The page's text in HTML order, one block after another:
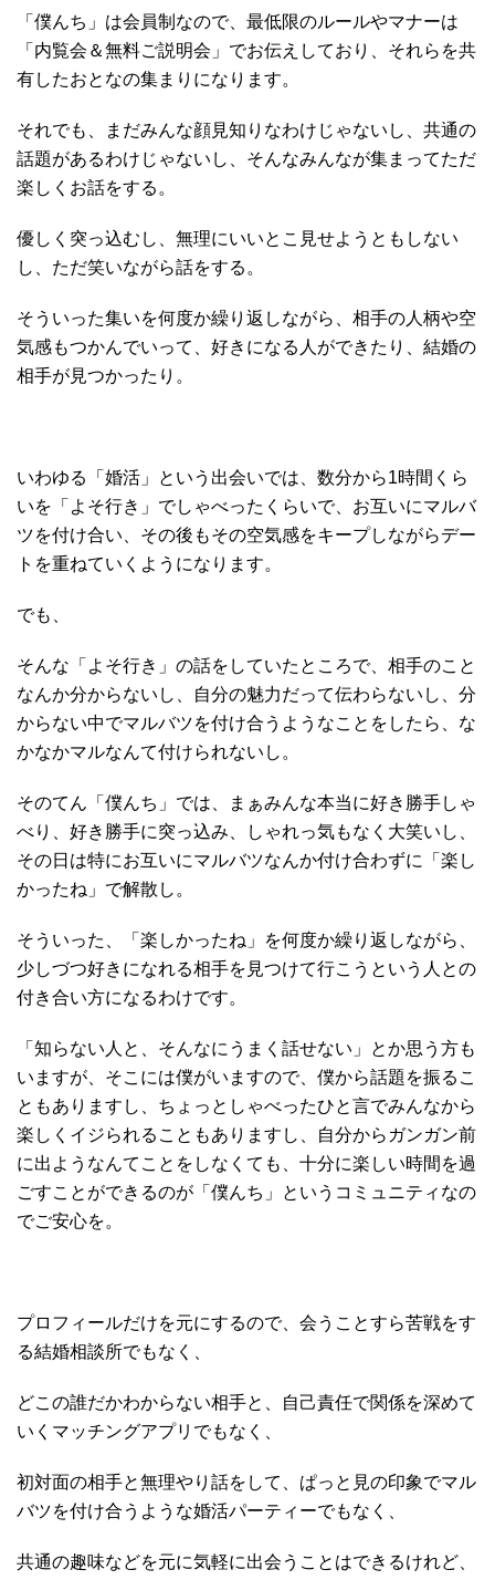
「僕んち」は会員制なので、最低限のルールやマナーは
「内覧会＆無料ご説明会」でお伝えしており、それらを共
有したおとなの集まりになります。
それでも、まだみんな顔見知りなわけじゃないし、共通の
話題があるわけじゃないし、そんなみんなが集まってただ
楽しくお話をする。
優しく突っ込むし、無理にいいとこ見せようともしない
し、ただ笑いながら話をする。
そういった集いを何度か繰り返しながら、相手の人柄や空
気感もつかんでいって、好きになる人ができたり、結婚の
相手が見つかったり。
いわゆる「婚活」という出会いでは、数分から1時間くら
いを「よそ行き」でしゃべったくらいで、お互いにマルバ
ツを付け合い、その後もその空気感をキープしながらデー
トを重ねていくようになります。
でも、
そんな「よそ行き」の話をしていたところで、相手のこと
なんか分からないし、自分の魅力だって伝わらないし、分
からない中でマルバツを付け合うようなことをしたら、な
かなかマルなんて付けられないし。
そのてん「僕んち」では、まぁみんな本当に好き勝手しゃ
べり、好き勝手に突っ込み、しゃれっ気もなく大笑いし、
その日は特にお互いにマルバツなんか付け合わずに「楽し
かったね」で解散し。
そういった、「楽しかったね」を何度か繰り返しながら、
少しづつ好きになれる相手を見つけて行こうという人との
付き合い方になるわけです。
「知らない人と、そんなにうまく話せない」とか思う方も
いますが、そこには僕がいますので、僕から話題を振るこ
ともありますし、ちょっとしゃべったひと言でみんなから
楽しくイジられることもありますし、自分からガンガン前
に出ようなんてことをしなくても、十分に楽しい時間を過
ごすことができるのが「僕んち」というコミュニティなの
でご安心を。
プロフィールだけを元にするので、会うことすら苦戦をす
る結婚相談所でもなく、
どこの誰だかわからない相手と、自己責任で関係を深めて
いくマッチングアプリでもなく、
初対面の相手と無理やり話をして、ぱっと見の印象でマル
バツを付け合うような婚活パーティーでもなく、
共通の趣味などを元に気軽に出会うことはできるけれど、